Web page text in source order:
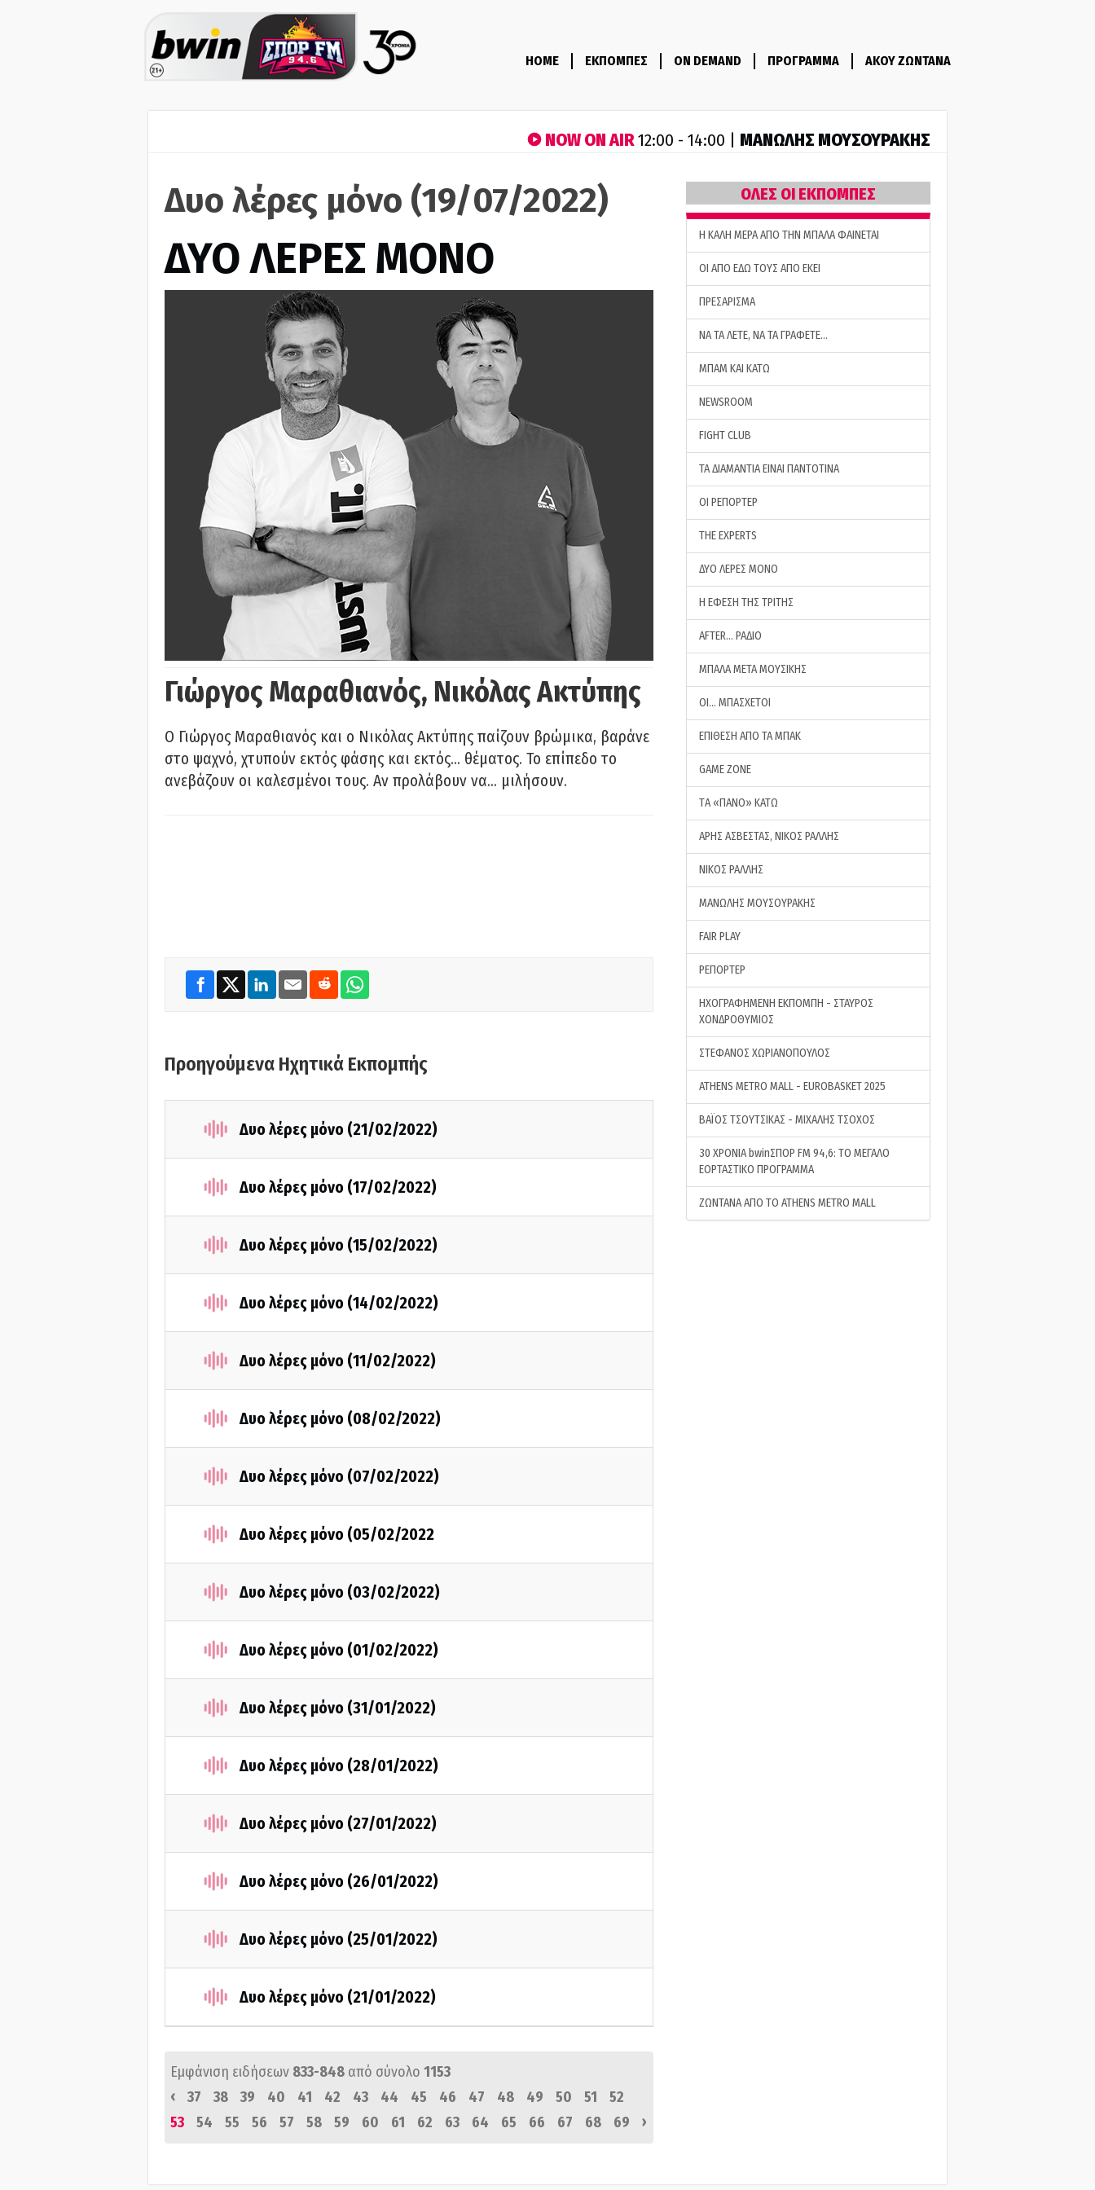
HOME ΕΚΠΟΜΠΕΣ ON DEMAND ΠΡΟΓΡΑΜΜΑ ΑΚΟΥ ΖΩΝΤΑΝΑ
NOW ON AIR12:00 - 14:00 | ΜΑΝΩΛΗΣ ΜΟΥΣΟΥΡΑΚΗΣ
Δυο λέρες μόνο (19/07/2022)
ΔΥΟ ΛΕΡΕΣ ΜΟΝΟ
Γιώργος Μαραθιανός, Νικόλας Ακτύπης
Ο Γιώργος Μαραθιανός και ο Νικόλας Ακτύπης παίζουν βρώμικα, βαράνε
στο ψαχνό, χτυπούν εκτός φάσης και εκτός… θέματος. Το επίπεδο το
ανεβάζουν οι καλεσμένοι τους. Αν προλάβουν να… μιλήσουν.
Προηγούμενα Ηχητικά Εκπομπής
Δυο λέρες μόνο (21/02/2022)
Δυο λέρες μόνο (17/02/2022)
Δυο λέρες μόνο (15/02/2022)
Δυο λέρες μόνο (14/02/2022)
Δυο λέρες μόνο (11/02/2022)
Δυο λέρες μόνο (08/02/2022)
Δυο λέρες μόνο (07/02/2022)
Δυο λέρες μόνο (05/02/2022
Δυο λέρες μόνο (03/02/2022)
Δυο λέρες μόνο (01/02/2022)
Δυο λέρες μόνο (31/01/2022)
Δυο λέρες μόνο (28/01/2022)
Δυο λέρες μόνο (27/01/2022)
Δυο λέρες μόνο (26/01/2022)
Δυο λέρες μόνο (25/01/2022)
Δυο λέρες μόνο (21/01/2022)
Εμφάνιση ειδήσεων 833-848 από σύνολο 1153
‹
37 38 39 40 41 42 43 44 45 46 47 48 49 50 51
52
53
54 55 56 57 58 59 60 61 62 63 64 65 66 67 68 69 ›
ΟΛΕΣ ΟΙ ΕΚΠΟΜΠΕΣ
H ΚΑΛΗ ΜΕΡΑ ΑΠΟ ΤΗΝ ΜΠΑΛΑ ΦΑΙΝΕΤΑΙ
ΟΙ ΑΠΟ ΕΔΩ ΤΟΥΣ ΑΠΟ ΕΚΕΙ
ΠΡΕΣΑΡΙΣΜΑ
ΝΑ ΤΑ ΛΕΤΕ, ΝΑ ΤΑ ΓΡΑΦΕΤΕ…
ΜΠΑΜ ΚΑΙ ΚΑΤΩ
NEWSROOM
FIGHT CLUB
ΤΑ ΔΙΑΜΑΝΤΙΑ ΕΙΝΑΙ ΠΑΝΤΟΤΙΝΑ
ΟΙ ΡΕΠΟΡΤΕΡ
THE EXPERTS
ΔΥΟ ΛΕΡΕΣ ΜΟΝΟ
Η ΕΦΕΣΗ ΤΗΣ ΤΡΙΤΗΣ
AFTER… ΡΑΔΙΟ
ΜΠΑΛΑ ΜΕΤΑ ΜΟΥΣΙΚΗΣ
ΟΙ… ΜΠΑΣΧΕΤΟΙ
ΕΠΙΘΕΣΗ ΑΠΟ ΤΑ ΜΠΑΚ
GAME ZONE
ΤA «ΠΑΝΟ» ΚΑΤΩ
ΑΡΗΣ ΑΣΒΕΣΤΑΣ, ΝΙΚΟΣ ΡΑΛΛΗΣ
ΝΙΚΟΣ ΡΑΛΛΗΣ
ΜΑΝΩΛΗΣ ΜΟΥΣΟΥΡΑΚΗΣ
FAIR PLAY
ΡΕΠΟΡΤΕΡ
ΗΧΟΓΡΑΦΗΜΕΝΗ ΕΚΠΟΜΠΗ - ΣΤΑΥΡΟΣ
ΧΟΝΔΡΟΘΥΜΙΟΣ
ΣΤΕΦΑΝΟΣ ΧΩΡΙΑΝΟΠΟΥΛΟΣ
ATHENS METRO MALL - EUROBASKET 2025
ΒΑΪΟΣ ΤΣΟΥΤΣΙΚΑΣ - ΜΙΧΑΛΗΣ ΤΣΟΧΟΣ
30 ΧΡΟΝΙΑ bwinΣΠΟΡ FM 94,6: ΤΟ ΜΕΓΑΛΟ
ΕΟΡΤΑΣΤΙΚΟ ΠΡΟΓΡΑΜΜΑ
ΖΩΝΤΑΝΑ ΑΠΟ ΤΟ ATHENS METRO MALL